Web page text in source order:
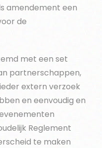
amendement een
de
met een set
partnerschappen,
extern verzoek
en eenvoudig en
Reglement
te maken